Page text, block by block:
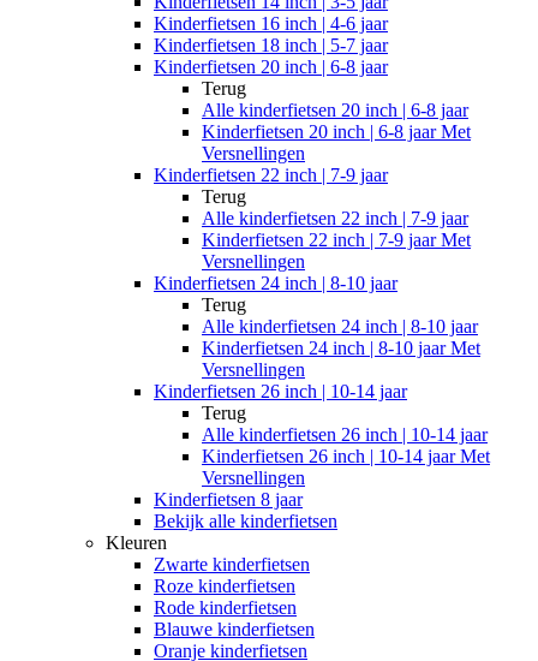
Kinderfietsen 16 inch | 4-6 jaar
Kinderfietsen 18 inch | 5-7 jaar
Kinderfietsen 20 inch | 6-8 jaar
Terug
Alle kinderfietsen 20 inch | 6-8 jaar
Kinderfietsen 20 inch | 6-8 jaar Met
Versnellingen
Kinderfietsen 22 inch | 7-9 jaar
Terug
Alle kinderfietsen 22 inch | 7-9 jaar
Kinderfietsen 22 inch | 7-9 jaar Met
Versnellingen
Kinderfietsen 24 inch | 8-10 jaar
Terug
Alle kinderfietsen 24 inch | 8-10 jaar
Kinderfietsen 24 inch | 8-10 jaar Met
Versnellingen
Kinderfietsen 26 inch | 10-14 jaar
Terug
Alle kinderfietsen 26 inch | 10-14 jaar
Kinderfietsen 26 inch | 10-14 jaar Met
Versnellingen
Kinderfietsen 8 jaar
Bekijk alle kinderfietsen
Kleuren
Zwarte kinderfietsen
Roze kinderfietsen
Rode kinderfietsen
Blauwe kinderfietsen
Oranje kinderfietsen